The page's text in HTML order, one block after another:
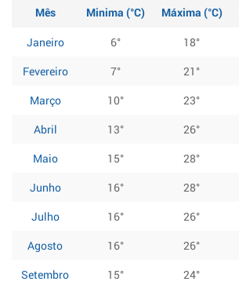
Mês Minima (°C) Máxima (°C)
Janeiro
6° 18°
Fevereiro
7° 21°
Março
10° 23°
Abril
13° 26°
Maio
15° 28°
Junho
16° 28°
Julho
16° 26°
Agosto
16° 26°
Setembro
15° 24°